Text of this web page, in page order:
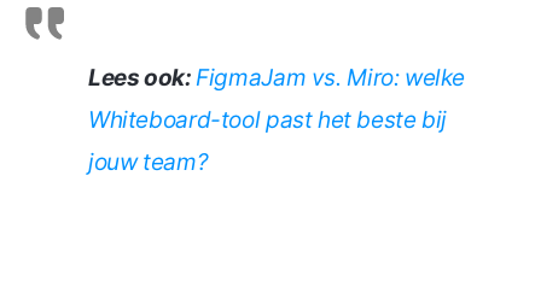
Lees ook:FigmaJam vs. Miro: welke
Whiteboard-tool past het beste bij
jouw team?